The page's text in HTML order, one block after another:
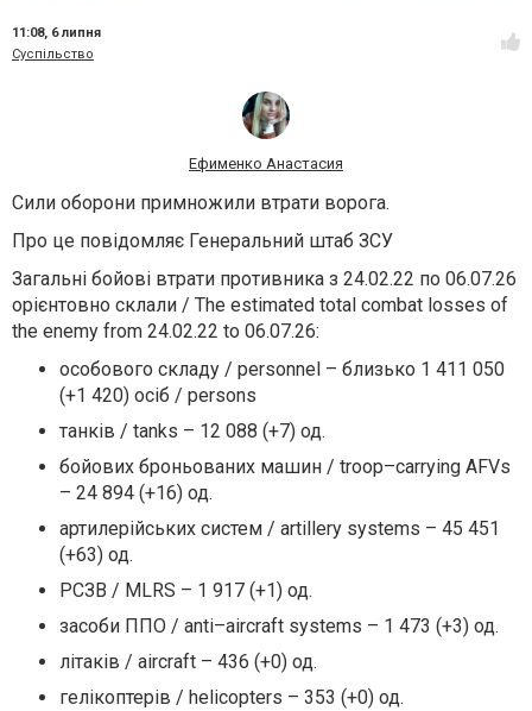
11:08, 6 липня
Суспільство
Ефименко Анастасия
Сили оборони примножили втрати ворога.
Про це повідомляє Генеральний штаб ЗСУ
Загальні бойові втрати противника з 24.02.22 по 06.07.26
орієнтовно склали / The estimated total combat losses of
the enemy from 24.02.22 to 06.07.26:
особового складу / personnel – близько 1 411 050
(+1 420) осіб / persons
танків / tanks – 12 088 (+7) од.
бойових броньованих машин / troop–carrying AFVs
– 24 894 (+16) од.
артилерійських систем / artillery systems – 45 451
(+63) од.
РСЗВ / MLRS – 1 917 (+1) од.
засоби ППО / anti–aircraft systems – 1 473 (+3) од.
літаків / aircraft – 436 (+0) од.
гелікоптерів / helicopters – 353 (+0) од.